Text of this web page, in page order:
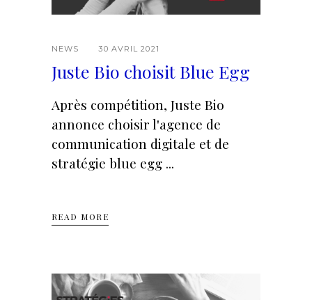
NEWS 30 AVRIL 2021
Juste Bio choisit Blue Egg
Après compétition, Juste Bio
annonce choisir l'agence de
communication digitale et de
stratégie blue egg
READ MORE